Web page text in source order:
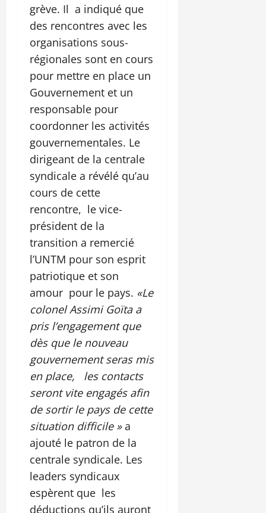
grève. Il a indiqué que
des rencontres avec les
organisations sous-
régionales sont en cours
pour mettre en place un
Gouvernement et un
responsable pour
coordonner les activités
gouvernementales. Le
dirigeant de la centrale
syndicale a révélé qu’au
cours de cette
rencontre, le vice-
président de la
transition a remercié
l’UNTM pour son esprit
patriotique et son
amour pour le pays. «Le
colonel Assimi Goïta a
pris l’engagement que
dès que le nouveau
gouvernement seras mis
en place, les contacts
seront vite engagés afin
de sortir le pays de cette
situation difficile »a
ajouté le patron de la
centrale syndicale. Les
leaders syndicaux
espèrent que les
déductions qu’ils auront